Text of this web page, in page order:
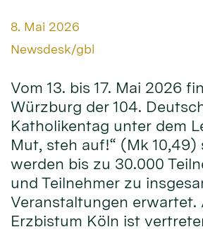
Datum:
8. Mai 2026
Von:
Newsdesk/gbl
Vom 13. bis 17. Mai 2026
Würzburg der 104.
Katholikentag unter dem
Mut, steh auf!“ (Mk 10,49)
werden bis zu 30.000
und Teilnehmer zu
Veranstaltungen erwartet.
Erzbistum Köln ist